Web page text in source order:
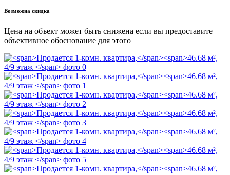
Возможна скидка
Цена на объект может быть снижена если вы предоставите
объективное обоснование для этого